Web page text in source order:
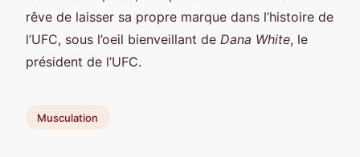
rêve de laisser sa propre marque dans l’histoire de
l’UFC, sous l’oeil bienveillant de Dana White, le
président de l’UFC.
Musculation